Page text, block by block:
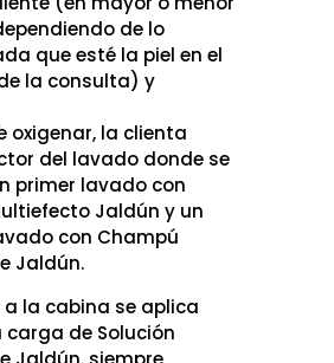
de lo
que esté la piel en el
la consulta) y
oxigenar, la clienta
del lavado donde se
primer lavado con
Jaldún y un
con Champú
Jaldún.
a la cabina se aplica
de Solución